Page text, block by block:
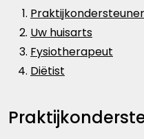
Praktijkondersteuner
Uw huisarts
Fysiotherapeut
Diëtist